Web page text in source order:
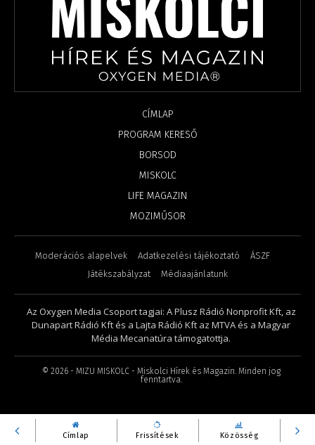
Címlap Frissítések Közösség
CÍMLAP
PROGRAM KERESŐ
BORSOD
MISKOLC
LIFE MAGAZIN
MOZIMŰSOR
Moderációs alapelvek Adatkezelési tájékoztató
ÁSZF
Játékszabályzat
Médiaajánlatunk
Az Oxygen Media Csoport tagjai: A Plusz Rádió Nonprofit Kft, az
Dunapart Rádió Kft és a Lajta Rádió Kft az MTVA és a Magyar
Média Mecanatúra támogatottja.
© 2026- MIZU MISKOLC - Miskolci Hírek és Magazin. Minden jog
fenntartva.